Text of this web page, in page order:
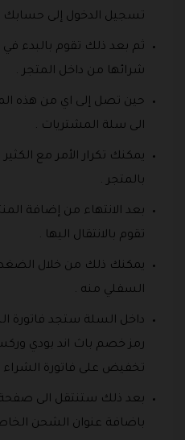
تسجيل الدخول إلى حسابك
ثم بعد ذلك تقوم بالبدء في
شرائها من داخل المتجر .
حين تصل إلى اي من هذه
الى سلة المشتريات .
يمكنك تكرار الأمر مع
بالمتجر .
بعد الانتهاء من إضافة
تقوم بالانتقال اليها .
يمكنك ذلك من خلال
السفلي منه .
داخل السلة ستجد فاتورة
تخفيض على فاتورة الشراء
بعد ذلك ستنتقل الى صفحة
باضافة عنوان الشحن